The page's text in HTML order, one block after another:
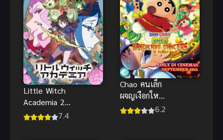
Little Witch
Academia 2
(2017)
7.4
Chao คนเล็ก
ผจญเงือกใหญ่
ซับไทย
6.2